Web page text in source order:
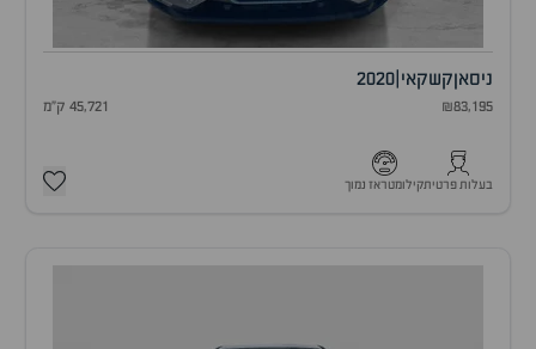
ניסאןקשקאי 2020
₪83,195 45,721 ק"מ
בעלות פרטיתקילומטראז נמוך